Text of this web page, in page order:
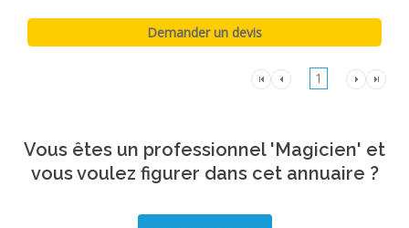
1
Vous êtes un professionnel 'Magicien' et
vous voulez figurer dans cet annuaire ?